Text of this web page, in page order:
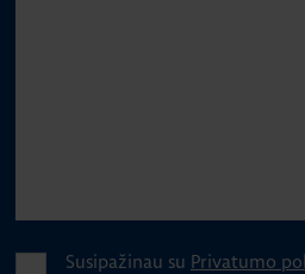
Susipažinau su Privatumo